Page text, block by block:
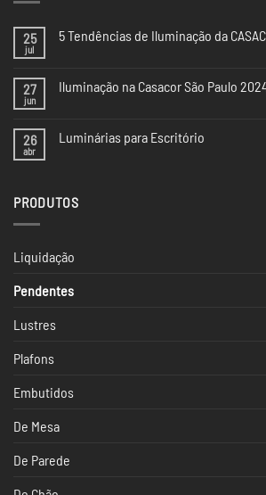
25
jul
5 Tendências de Iluminação da
da
CASACOR
27
jun
Iluminação na Casacor São Paulo
Iluminação
2024
26
abr
Luminárias para Escritório
para
PRODUTOS
Liquidação
Pendentes
Lustres
Plafons
Embutidos
De Mesa
De Parede